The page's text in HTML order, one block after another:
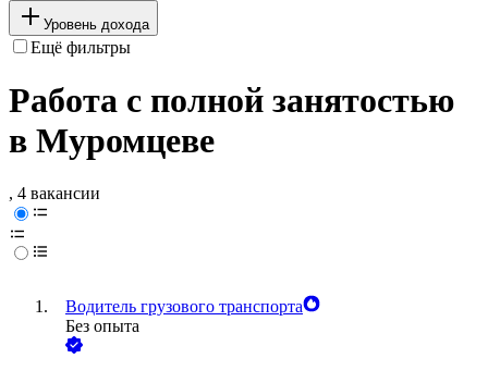
Уровень дохода
Ещё фильтры
Работа с полной занятостью
в Муромцеве
, 4 вакансии
Водитель грузового транспорта
Без опыта